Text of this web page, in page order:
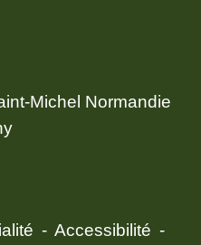
Michel Normandie
- Accessibilité -